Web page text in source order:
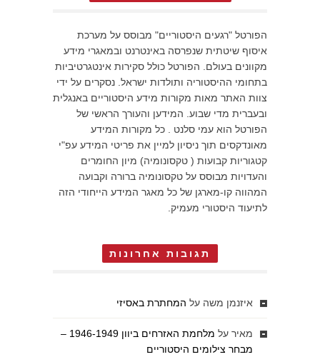
הפורטל "רגעים היסטוריים" מבוסס על מערכת
איסוף שיטתית שנפרסה באינטרנט ובמאגרי מידע
מקוונים בעולם. הפורטל כולל סקירות אינטגרטיביות
בתחומי ההיסטוריה ותולדות ישראל. נסקרים על ידי
צוות האתר מאות מקורות מידע היסטוריים באנגלית
ובעברית מדי שבוע. המידען והעורך הראשי של
הפורטל הוא עמי סלנט . כל מקורות המידע
מאונדקסים תוך ניסיון למיין את פריטי המידע עפ"י
קטגוריות קבועות ( טקסונומיה) מיון החומרים
והעדויות מבוסס על טקסונומיה ברורה וקבועה
המהווה קו-מארגן של כל מאגר המידע הייחודי הזה
לתיעוד היסטורי מעמיק.
תגובות אחרונות
איזנמן משה על המחתרת באסיזי
מאיר על
מלחמת האזרחים ביוון 1946-1949 –
מבחר צילומים היסטוריים